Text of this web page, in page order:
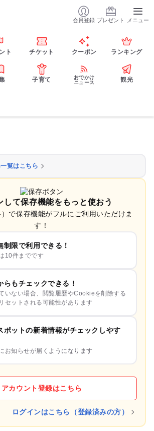
会員登録 プレゼント メニュー
ト チケット クーポン ランキング
子育て
おでかけ
ニュース
観光
覧はこちら
して保存機能をもっと使おう
で保存機能がフルにご利用いただけま
す！
制限で利用できる！
10件までです
らもチェックできる！
いない場合、閲覧履歴やCookieを削除する
セットされる可能性があります
ポットの新着情報がチェックしやす
お知らせが届くようになります
アカウント登録はこちら
ログインはこちら（登録済みの方）